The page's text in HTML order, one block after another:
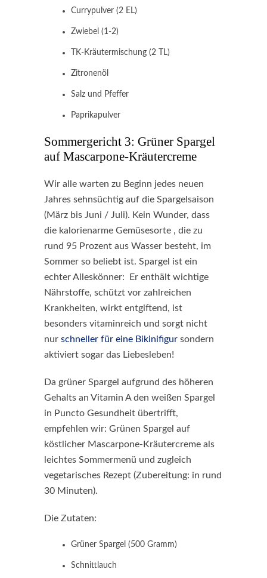
Currypulver (2 EL)
Zwiebel (1-2)
TK-Kräutermischung (2 TL)
Zitronenöl
Salz und Pfeffer
Paprikapulver
Sommergericht 3: Grüner Spargel
auf Mascarpone-Kräutercreme
Wir alle warten zu Beginn jedes neuen
Jahres sehnsüchtig auf die Spargelsaison
(März bis Juni / Juli). Kein Wunder, dass
die kalorienarme Gemüsesorte , die zu
rund 95 Prozent aus Wasser besteht, im
Sommer so beliebt ist. Spargel ist ein
echter Alleskönner: Er enthält wichtige
Nährstoffe, schützt vor zahlreichen
Krankheiten, wirkt entgiftend, ist
besonders vitaminreich und sorgt nicht
nur schneller für eine Bikinifigur sondern
aktiviert sogar das Liebesleben!
Da grüner Spargel aufgrund des höheren
Gehalts an Vitamin A den weißen Spargel
in Puncto Gesundheit übertrifft,
empfehlen wir: Grünen Spargel auf
köstlicher Mascarpone-Kräutercreme als
leichtes Sommermenü und zugleich
vegetarisches Rezept (Zubereitung: in rund
30 Minuten).
Die Zutaten:
Grüner Spargel (500 Gramm)
Schnittlauch